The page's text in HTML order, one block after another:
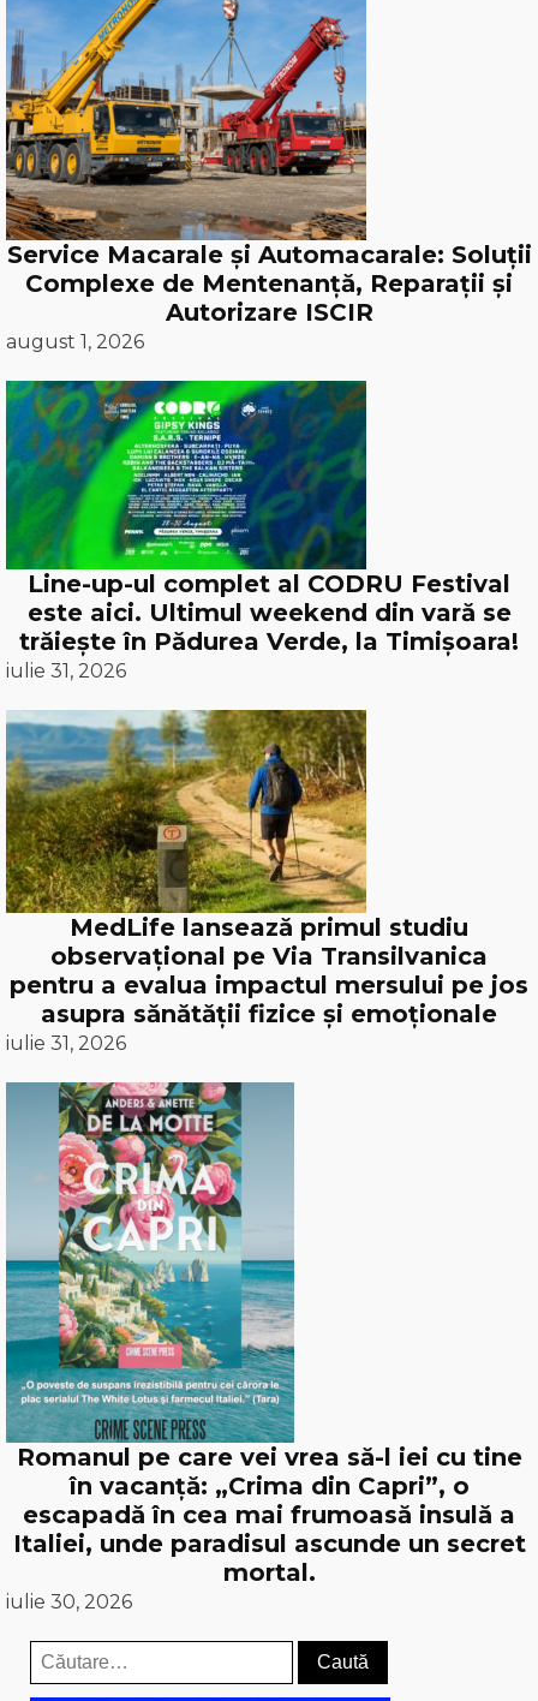
Service Macarale și Automacarale: Soluții
Complexe de Mentenanță, Reparații și
Autorizare ISCIR
august 1, 2026
Line-up-ul complet al CODRU Festival
este aici. Ultimul weekend din vară se
trăiește în Pădurea Verde, la Timișoara!
iulie 31, 2026
MedLife lansează primul studiu
observațional pe Via Transilvanica
pentru a evalua impactul mersului pe jos
asupra sănătății fizice și emoționale
iulie 31, 2026
Romanul pe care vei vrea să-l iei cu tine
în vacanță: „Crima din Capri”, o
escapadă în cea mai frumoasă insulă a
Italiei, unde paradisul ascunde un secret
mortal.
iulie 30, 2026
Caută
după: